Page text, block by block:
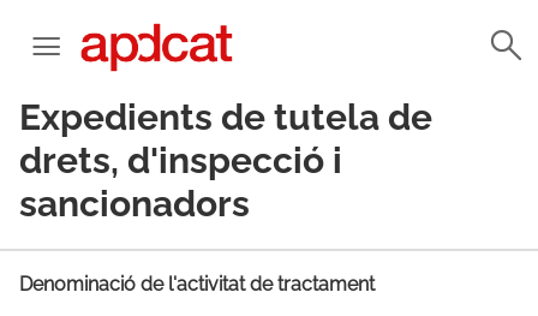
Expedients de tutela de
drets, d'inspecció i
sancionadors
Denominació de l'activitat de tractament